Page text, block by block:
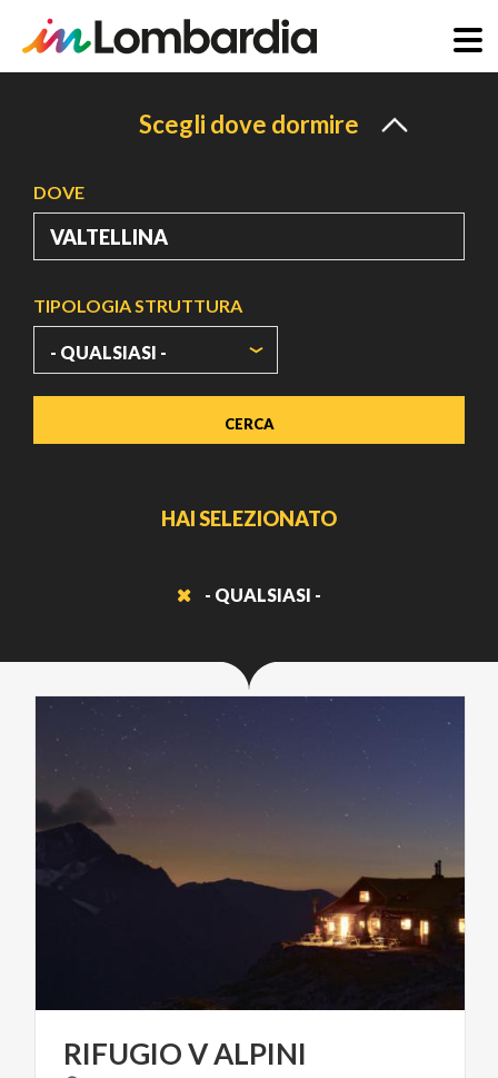
Scegli dove dormire
DOVE
TIPOLOGIA STRUTTURA
HAI SELEZIONATO
- QUALSIASI -
RIFUGIOVALPINI